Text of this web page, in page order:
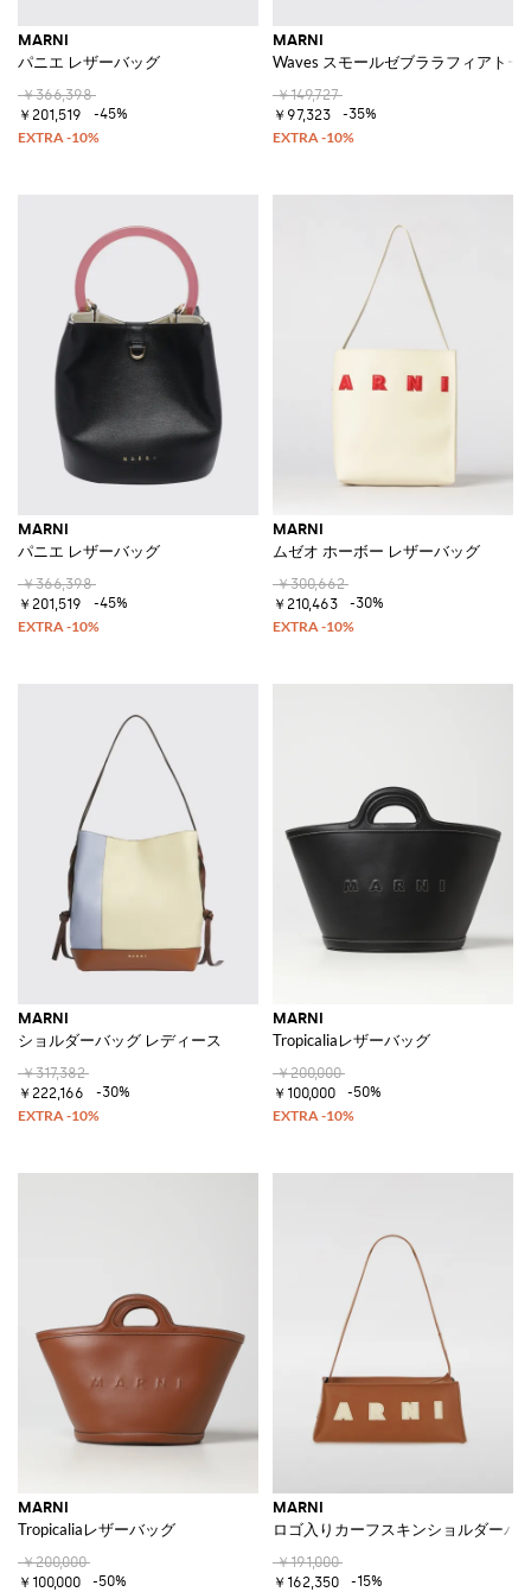
MARNI
パニエ レザーバッグ
￥366,398
￥201,519
-45%
MARNI
Waves スモールゼブララフィアトー
￥149,727
￥97,323
-35%
MARNI
パニエ レザーバッグ
￥366,398
￥201,519
-45%
MARNI
ムゼオ ホーボー レザーバッグ
￥300,662
￥210,463
-30%
MARNI
ショルダーバッグ レディース
￥317,382
￥222,166
-30%
MARNI
Tropicaliaレザーバッグ
￥200,000
￥100,000
-50%
MARNI
Tropicaliaレザーバッグ
￥200,000
￥100,000
-50%
MARNI
ロゴ入りカーフスキンショルダーバ
￥191,000
￥162,350
-15%